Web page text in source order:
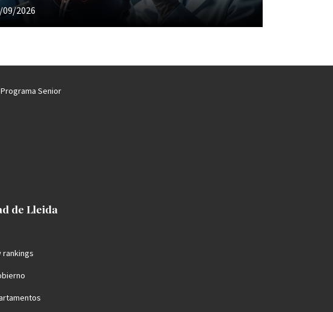
09/2026
Programa Senior
de Lleida
rankings